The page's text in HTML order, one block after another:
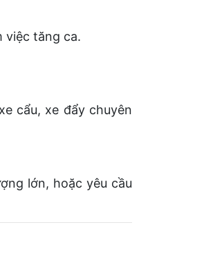
việc tăng ca.
cẩu, xe đẩy chuyên
lớn, hoặc yêu cầu